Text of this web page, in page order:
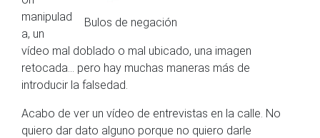
Bulos de negación
manipulad
a, un
vídeo mal doblado o mal ubicado, una imagen
retocada… pero hay muchas maneras más de
introducir la falsedad.
Acabo de ver un vídeo de entrevistas en la calle. No
quiero dar dato alguno porque no quiero darle